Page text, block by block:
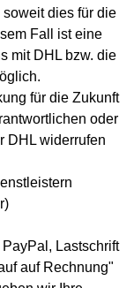
soweit dies für die
Fall ist eine
mit DHL bzw. die
für die Zukunft
oder
DHL widerrufen
Lastschrift
auf Rechnung"